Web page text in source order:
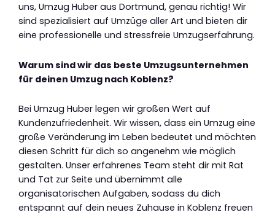
uns, Umzug Huber aus Dortmund, genau richtig! Wir
sind spezialisiert auf Umzüge aller Art und bieten dir
eine professionelle und stressfreie Umzugserfahrung.
Warum sind wir das beste Umzugsunternehmen
für deinen Umzug nach Koblenz?
Bei Umzug Huber legen wir großen Wert auf
Kundenzufriedenheit. Wir wissen, dass ein Umzug eine
große Veränderung im Leben bedeutet und möchten
diesen Schritt für dich so angenehm wie möglich
gestalten. Unser erfahrenes Team steht dir mit Rat
und Tat zur Seite und übernimmt alle
organisatorischen Aufgaben, sodass du dich
entspannt auf dein neues Zuhause in Koblenz freuen